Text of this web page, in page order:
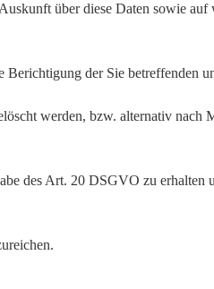
über diese Daten sowie
der Sie betreffenden
werden, bzw. alternativ nach
des Art. 20 DSGVO zu erhalten